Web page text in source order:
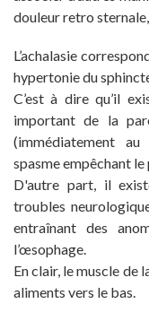
douleur retro
L’achalasie
hypertonie du
C’est à dire qu’il
important de la
(immédiatement
spasme empêchant
D'autre part, il
troubles
entraînant des
l’œsophage.
En clair, le muscle de
aliments vers le bas.